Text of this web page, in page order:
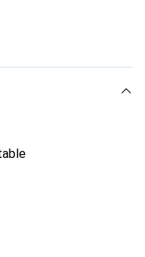
Reconnaître
une clientèle